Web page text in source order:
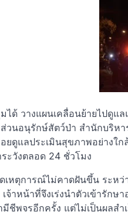
ได้ วางแผนเคลื่อนย้ายไปดู
วนอนุรักษ์สัตว์ป่า สำนักบริ
ยดูแลประเมินสุขภาพอย่างใ
ระวังตลอด 24 ชั่วโมง
ดเหตุการณ์ไม่คาดฝันขึ้น ระห
จ้าหน้าที่จึงเร่งนำตัวเข้ารัก
ชีพจรอีกครั้ง แต่ไม่เป็นผลสำ